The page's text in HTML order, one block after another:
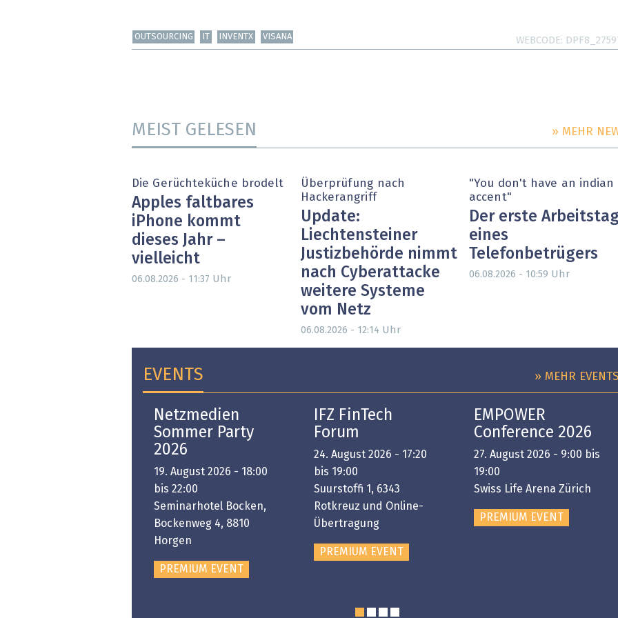
OUTSOURCING INVENTX VISANA WEBCODE
MEIST GELESEN » MEHR
Die Gerüchteküche brodelt
Apples faltbares
iPhone kommt
dieses Jahr –
vielleicht
06.08.2026 - 11:37 Uhr
Überprüfung nach
Hackerangriff
Update:
Liechtensteiner
Justizbehörde nimmt
nach Cyberattacke
weitere Systeme
vom Netz
06.08.2026 - 12:14 Uhr
"You don't have an indian
accent"
Der erste
eines
Telefonbetrügers
06.08.2026 - 10:59 Uhr
EVENTS » MEHR EVENTS
Netzmedien
Sommer Party
2026
19. August 2026 - 18:00
bis 22:00
Seminarhotel Bocken,
Bockenweg 4, 8810
Horgen
PREMIUM EVENT
IFZ FinTech
Forum
24. August 2026 - 17:20
bis 19:00
Suurstoffi 1, 6343
Rotkreuz und Online-
Übertragung
PREMIUM EVENT
EMPOWER
Conference 2026
27. August 2026 - 9:00 bis
19:00
Swiss Life Arena Zürich
PREMIUM EVENT